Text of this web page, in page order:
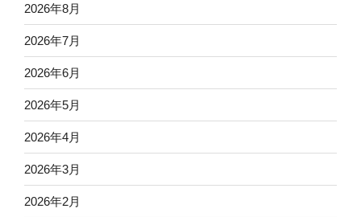
2026年8月
2026年7月
2026年6月
2026年5月
2026年4月
2026年3月
2026年2月